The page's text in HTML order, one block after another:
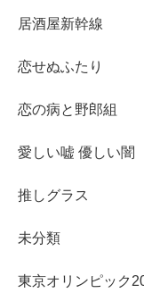
居酒屋新幹線
恋せぬふたり
恋の病と野郎組
愛しい嘘 優しい闇
推しグラス
未分類
東京オリンピック